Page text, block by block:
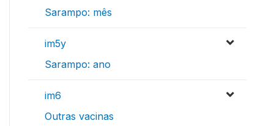
Sarampo: mês
im5y
Sarampo: ano
im6
Outras vacinas